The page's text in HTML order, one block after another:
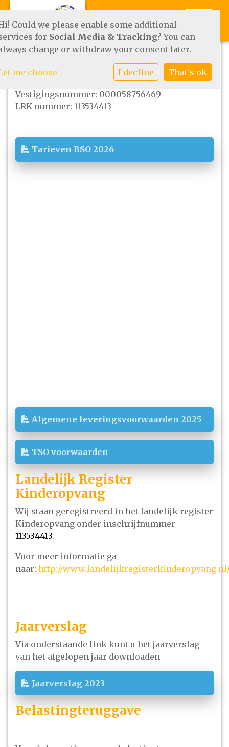
Vestigingsnummer: 000058756469
LRK nummer: 113534413
Tarieven BSO 2026
Algemene leveringsvoorwaarden 2025
TSO voorwaarden
Landelijk Register
Kinderopvang
Wij staan geregistreerd in het landelijk register
Kinderopvang onder inschrijfnummer
113534413.
Voor meer informatie ga
naar: http://
Jaarverslag
Via onderstaande link kunt u het jaarverslag
van het afgelopen jaar downloaden
Jaarverslag 2023
Belastingteruggave
Could we please enable some additional
for Social Media & Tracking? You can
change or withdraw your consent later.
me choose I decline That's ok